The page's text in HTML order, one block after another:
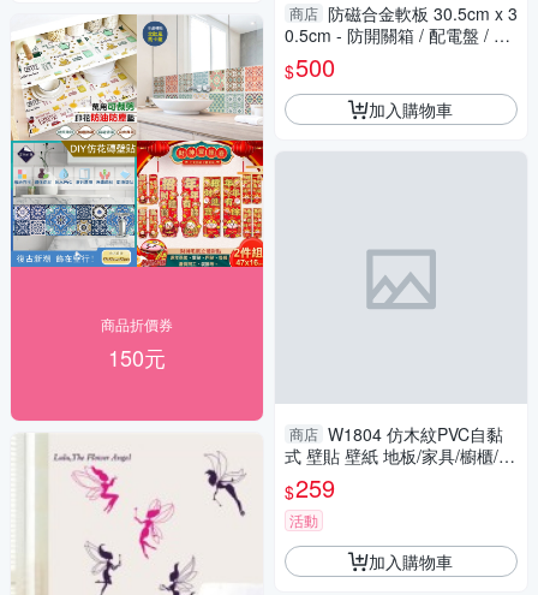
商品折價券
150元
商店 防磁合金軟板 30.5cm x 3
0.5cm - 防開關箱 / 配電盤 / 家
電 / 冰箱 / 冷氣室外機等 低頻
電磁波
$500
加入購物車
商店 W1804 仿木紋PVC自黏
式 壁貼 壁紙 地板/家具/櫥櫃/
地板貼紙 防水材質 (1捲=45x10
00公分)
$259
活動
加入購物車